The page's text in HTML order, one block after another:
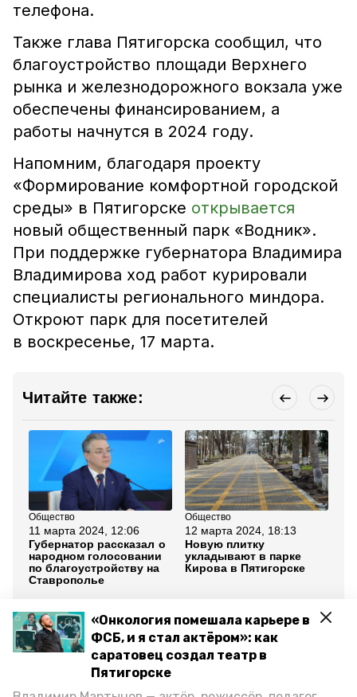
«Онкология помешала карьере в
ФСБ, и я стал актёром»: как
саратовец создал театр в
Пятигорске
телефона.
Также глава Пятигорска сообщил, что
благоустройство площади Верхнего
рынка и железнодорожного вокзала уже
обеспечены финансированием, а
работы начнутся в 2024 году.
Напомним, благодаря проекту
«Формирование комфортной городской
среды» в Пятигорске открывается
новый общественный парк «Водник».
При поддержке губернатора Владимира
Владимирова ход работ курировали
специалисты регионального миндора.
Откроют парк для посетителей
в воскресенье, 17 марта.
Читайте также:
Общество
11 марта 2024, 12:06
Губернатор рассказал о
народном голосовании
по благоустройству на
Ставрополье
Общество
12 марта 2024, 18:13
Новую плитку
укладывают в парке
Кирова в Пятигорске
Все новости
ставропольский край